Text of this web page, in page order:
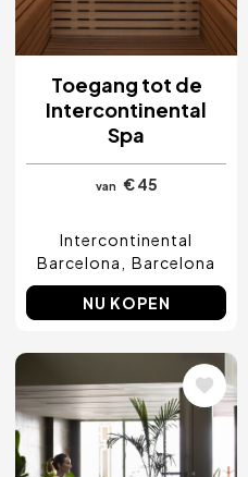
Toegang tot de
Intercontinental
Spa
van € 45
Intercontinental
Barcelona
Barcelona
NU KOPEN
Afbeelding